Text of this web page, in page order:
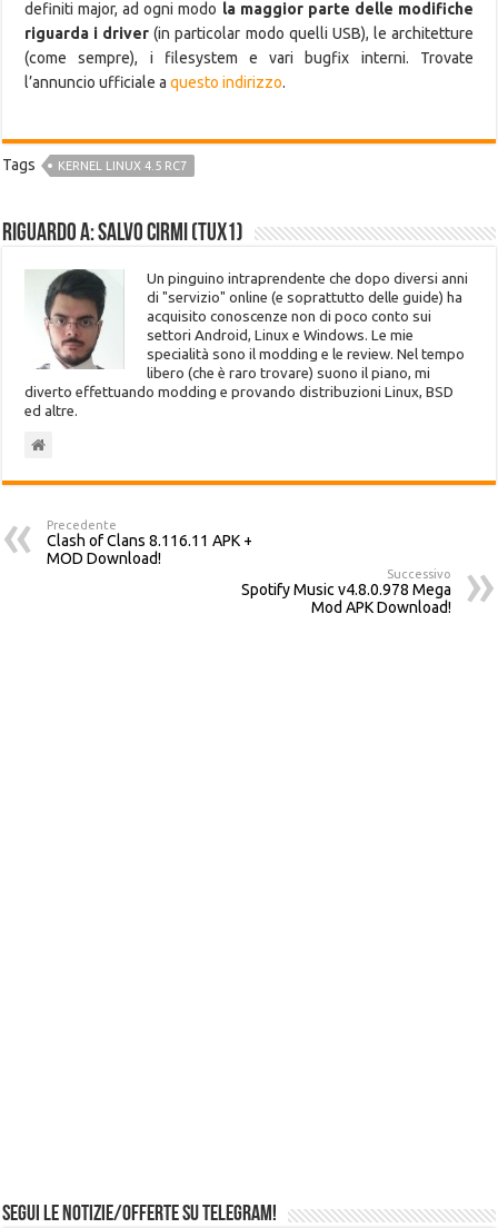
definiti major, ad ogni modo la maggior parte delle modifiche
riguarda i driver (in particolar modo quelli USB), le architetture
(come sempre), i filesystem e vari bugfix interni. Trovate
l’annuncio ufficiale aquesto indirizzo.
Tags KERNEL LINUX 4.5 RC7
Riguardo a: Salvo Cirmi (Tux1)
Un pinguino intraprendente che dopo diversi anni
di "servizio" online (e soprattutto delle guide) ha
acquisito conoscenze non di poco conto sui
settori Android, Linux e Windows. Le mie
specialità sono il modding e le review. Nel tempo
libero (che è raro trovare) suono il piano, mi
diverto effettuando modding e provando distribuzioni Linux, BSD
ed altre.
Precedente
Clash of Clans 8.116.11 APK +
MOD Download!
Successivo
Spotify Music v4.8.0.978 Mega
Mod APK Download!
Segui le notizie/offerte su Telegram!